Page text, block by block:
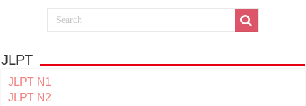
JLPT
JLPT N1
JLPT N2